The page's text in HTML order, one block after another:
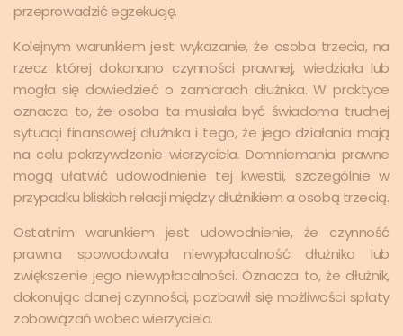
przeprowadzić egzekucję.
Kolejnym warunkiem jest wykazanie, że osoba trzecia, na
rzecz której dokonano czynności prawnej, wiedziała lub
mogła się dowiedzieć o zamiarach dłużnika. W praktyce
oznacza to, że osoba ta musiała być świadoma trudnej
sytuacji finansowej dłużnika i tego, że jego działania mają
na celu pokrzywdzenie wierzyciela. Domniemania prawne
mogą ułatwić udowodnienie tej kwestii, szczególnie w
przypadku bliskich relacji między dłużnikiem a osobą trzecią.
Ostatnim warunkiem jest udowodnienie, że czynność
prawna spowodowała niewypłacalność dłużnika lub
zwiększenie jego niewypłacalności. Oznacza to, że dłużnik,
dokonując danej czynności, pozbawił się możliwości spłaty
zobowiązań wobec wierzyciela.